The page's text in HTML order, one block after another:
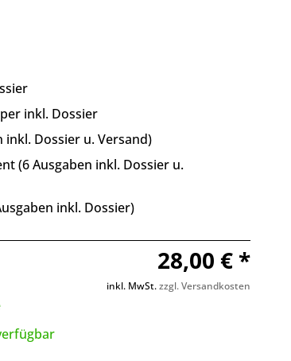
inkl. Dossier
inkl. Dossier u. Versand)
(6 Ausgaben inkl. Dossier u.
inkl. Dossier)
28,00 € *
inkl. MwSt.zzgl. Versandkosten